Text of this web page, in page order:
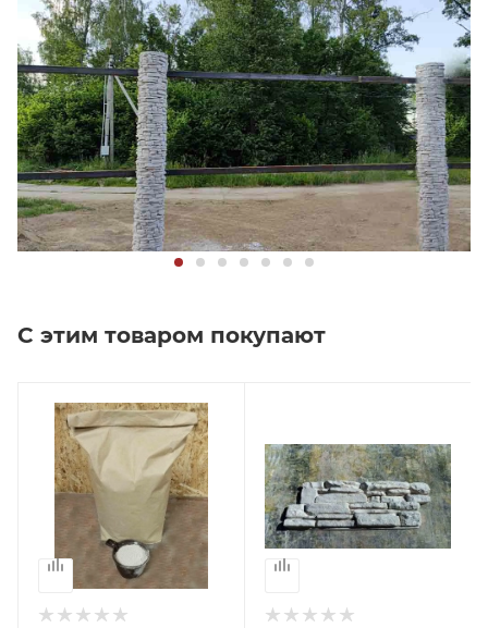
С этим товаром покупают